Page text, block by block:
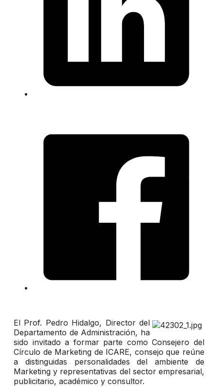
El Prof. Pedro Hidalgo, Director del
Departamento de Administración, ha
sido invitado a formar parte como Consejero del
Círculo de Marketing de ICARE, consejo que reúne
a distinguidas personalidades del ambiente de
Marketing y representativas del sector empresarial,
publicitario, académico y consultor.